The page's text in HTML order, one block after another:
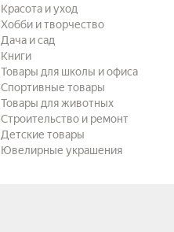
Красота и уход
Хобби и творчество
Дача и сад
Книги
Товары для школы и офиса
Спортивные товары
Товары для животных
Строительство и ремонт
Детские товары
Ювелирные украшения